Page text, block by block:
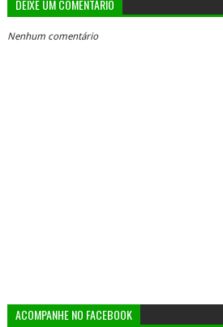
DEIXE UM COMENTÁRIO
Nenhum comentário
ACOMPANHE NO FACEBOOK